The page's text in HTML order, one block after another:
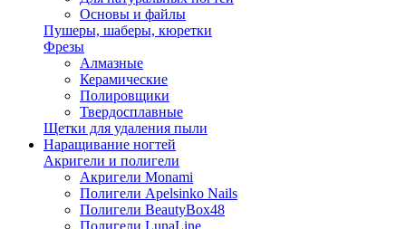
Основы и файлы
Пушеры, шаберы, кюретки
Фрезы
Алмазные
Керамические
Полировщики
Твердосплавные
Щетки для удаления пыли
Наращивание ногтей
Акригели и полигели
Акригели Monami
Полигели Apelsinko Nails
Полигели BeautyBox48
Полигели LunaLine